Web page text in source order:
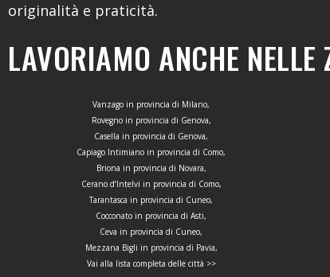
originalità e praticità.
LAVORIAMO ANCHE NELLE
Vanzago in provincia di Milano,
Rovegno in provincia di Genova,
Casella in provincia di Genova,
Capiago Intimiano in provincia di Como,
Briona in provincia di Novara,
Cerano d’Intelvi in provincia di Como,
Tarantasca in provincia di Cuneo,
Cocconato in provincia di Asti,
Ceva in provincia di Cuneo,
Mezzana Bigli in provincia di Pavia,
Vai alla lista completa delle città >>